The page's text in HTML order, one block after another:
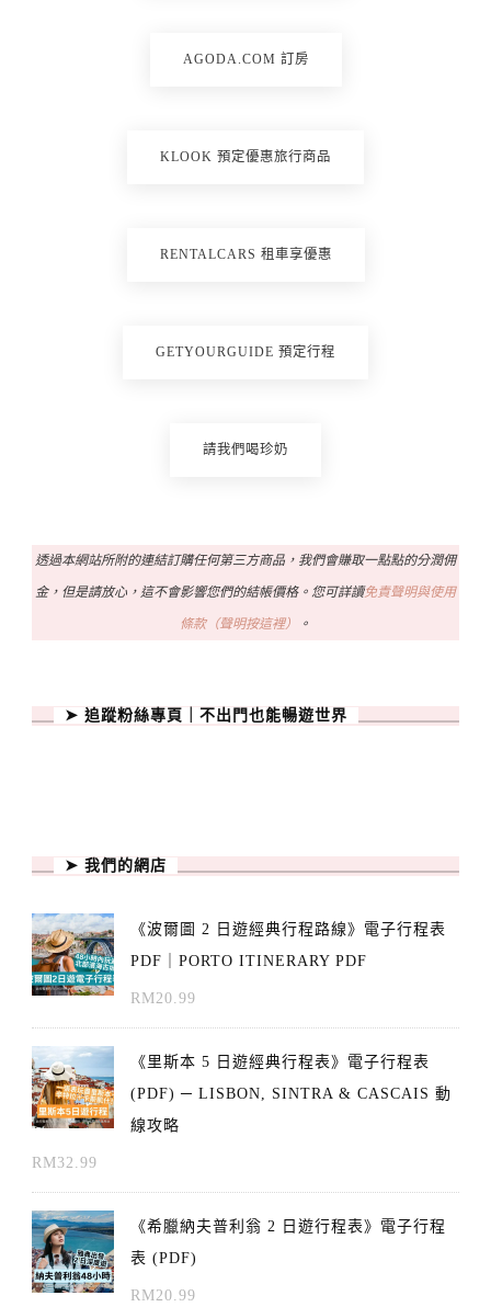
AGODA.COM 訂房
KLOOK 預定優惠旅行商品
RENTALCARS 租車享優惠
GETYOURGUIDE 預定行程
請我們喝珍奶
透過本網站所附的連結訂購任何第三方商品，我們會賺取一點點的分潤佣
金，但是請放心，這不會影響您們的結帳價格。您可詳讀免責聲明與使用
條款（聲明按這裡） 。
➤ 追蹤粉絲專頁｜不出門也能暢遊世界
➤ 我們的網店
《波爾圖 2 日遊經典行程路線》電子行程表
PDF｜PORTO ITINERARY PDF
RM20.99
《里斯本 5 日遊經典行程表》電子行程表
(PDF) ─ LISBON, SINTRA & CASCAIS 動
線攻略
RM32.99
《希臘納夫普利翁 2 日遊行程表》電子行程
表 (PDF)
RM20.99